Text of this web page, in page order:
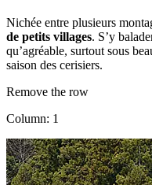
Nichée entre plusieurs
de petits villages. S’y
qu’agréable, surtout sous
saison des cerisiers.
Remove the row
Column: 1